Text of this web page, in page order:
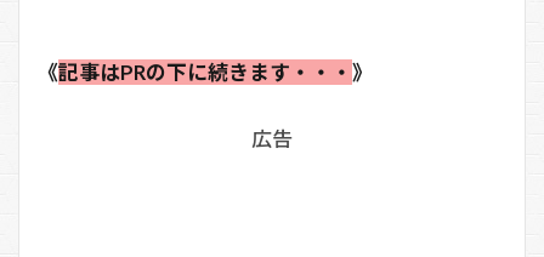
《記事はPRの下に続きます・・・ 》
広告